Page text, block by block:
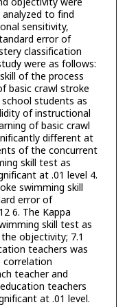
to find
sensitivity,
error of
classification
were as follows:
of the process
basic crawl stroke
students as
of instructional
of basic crawl
different at
of the concurrent
skill test as
at .01 level 4.
swimming skill
error of
6. The Kappa
skill test as
objectivity; 7.1
teachers was
correlation
teacher and
teachers
at .01 level.